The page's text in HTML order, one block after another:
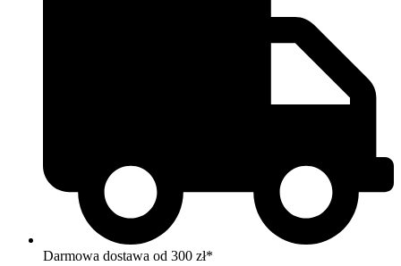
Darmowa dostawa od 300 zł*